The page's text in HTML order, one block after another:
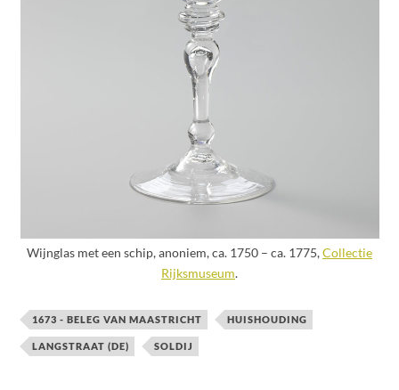
Wijnglas met een schip, anoniem, ca. 1750 – ca. 1775,Collectie
Rijksmuseum.
1673 - BELEG VAN MAASTRICHT HUISHOUDING
LANGSTRAAT (DE) SOLDIJ